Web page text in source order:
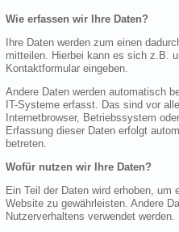
Wie erfassen wir Ihre Daten?
Ihre Daten werden zum einen
mitteilen. Hierbei kann es sich z.B.
Kontaktformular eingeben.
Andere Daten werden automatisch
IT-Systeme erfasst. Das sind vor
Internetbrowser, Betriebssystem
Erfassung dieser Daten erfolgt
betreten.
Wofür nutzen wir Ihre Daten?
Ein Teil der Daten wird erhoben, um
Website zu gewährleisten. Andere
Nutzerverhaltens verwendet werden.